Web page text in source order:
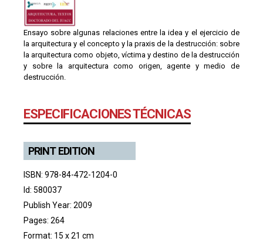
Ensayo sobre algunas relaciones entre la idea y el ejercicio de
la arquitectura y el concepto y la praxis de la destrucción: sobre
la arquitectura como objeto, víctima y destino de la destrucción
y sobre la arquitectura como origen, agente y medio de
destrucción.
ESPECIFICACIONES TÉCNICAS
PRINT EDITION
ISBN: 978-84-472-1204-0
Id: 580037
Publish Year: 2009
Pages: 264
Format: 15 x 21 cm